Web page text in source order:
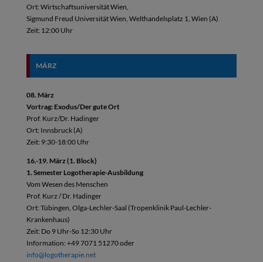
Ort: Wirtschaftsuniversität Wien,
Sigmund Freud Universität Wien, Welthandelsplatz 1, Wien (A)
Zeit: 12:00 Uhr
MÄRZ
08. März
Vortrag: Exodus/Der gute Ort
Prof. Kurz/Dr. Hadinger
Ort: Innsbruck (A)
Zeit: 9:30-18:00 Uhr
16.-19. März (1. Block)
1. Semester Logotherapie-Ausbildung
Vom Wesen des Menschen
Prof. Kurz / Dr. Hadinger
Ort: Tübingen, Olga-Lechler-Saal (Tropenklinik Paul-Lechler-
Krankenhaus)
Zeit: Do 9 Uhr-So 12:30 Uhr
Information: +49 7071 51270 oder
info@logotherapie.net